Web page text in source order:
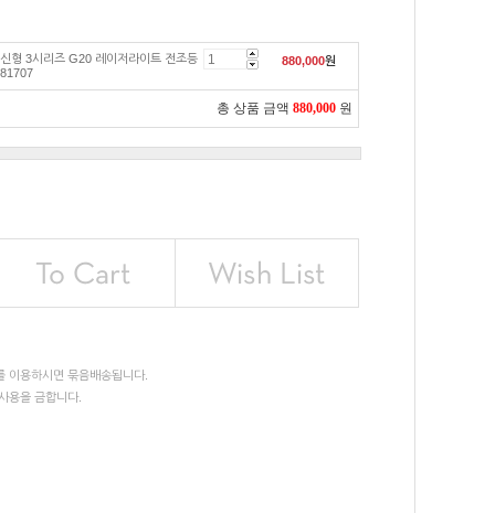
형 3시리즈 G20 레이저라이트 전조등
880,000원
총 상품 금액 880,000 원
이용하시면 묶음배송됩니다.
용을 금합니다.